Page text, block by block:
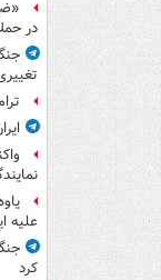
در
علیه
کرد